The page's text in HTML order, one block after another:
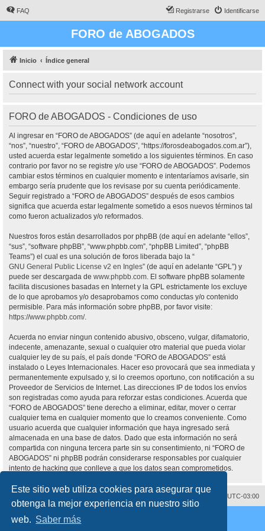
Este sitio web utiliza cookies para asegurar que
obtenga la mejor experiencia en nuestro sitio
web. Saber más
FAQ Identificarse
Registrarse
FORO de ABOGADOS
Inicio Índice general
Connect with your social network account
FORO de ABOGADOS - Condiciones de uso
Al ingresar en “FORO de ABOGADOS” (de aquí en adelante “nosotros”,
“nos”, “nuestro”, “FORO de ABOGADOS”, “https://forosdeabogados.com.ar”),
usted acuerda estar legalmente sometido a los siguientes términos. En caso
contrario por favor no se registre y/o use “FORO de ABOGADOS”. Podemos
cambiar estos términos en cualquier momento e intentaríamos avisarle, sin
embargo sería prudente que los revisase por su cuenta periódicamente.
Seguir registrado a “FORO de ABOGADOS” después de esos cambios
significa que acuerda estar legalmente sometido a esos nuevos términos tal
como fueron actualizados y/o reformados.
Nuestros foros están desarrollados por phpBB (de aquí en adelante “ellos”,
“sus”, “software phpBB”, “www.phpbb.com”, “phpBB Limited”, “phpBB
Teams”) el cual es una solución de foros liberada bajo la “
GNU General Public License v2 en Ingles” (de aquí en adelante “GPL”) y
puede ser descargada de www.phpbb.com. El software phpBB solamente
facilita discusiones basadas en Internet y la GPL estrictamente los excluye
de lo que aprobamos y/o desaprobamos como conductas y/o contenido
permisible. Para más información sobre phpBB, por favor visite:
https://www.phpbb.com/.
Acuerda no enviar ningun contenido abusivo, obsceno, vulgar, difamatorio,
indecente, amenazante, sexual o cualquier otro material que pueda violar
cualquier ley de su país, el país donde “FORO de ABOGADOS” está
instalado o Leyes Internacionales. Hacer eso provocará que sea inmediata y
permanentemente expulsado y, si lo creemos oportuno, con notificación a su
Proveedor de Servicios de Internet. Las direcciones IP de todos los envíos
son registradas como ayuda para reforzar estas condiciones. Acuerda que
“FORO de ABOGADOS” tiene derecho a eliminar, editar, mover o cerrar
cualquier tema en cualquier momento que lo creamos conveniente. Como
usuario acuerda que cualquier información que haya ingresado será
almacenada en una base de datos. Dado que esta información no será
compartida con ninguna tercera parte sin su consentimiento, ni “FORO de
ABOGADOS” ni phpBB podrán considerarse responsables por cualquier
intento de hacking que conlleve a que los datos sean comprometidos.
Todos los horarios son UTC-03:00
Borrar cookies
Desarrollado por
® Forum Software © phpBB Limited
Traducción al español porphpBB España